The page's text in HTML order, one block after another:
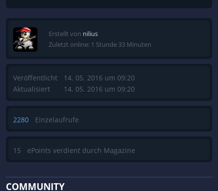
Erstellt von nilius
Zuletzt online: 1 Stunde 33 Minuten
Veröffentlicht
Aktualisiert
14. 05. 2016 um 09:20
14. 05. 2016 um 09:20
2280 Einzelaufrufe
15 ePoints verdient durch Magazine
COMMUNITY